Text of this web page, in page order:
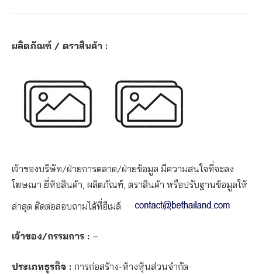
ผลิตภัณฑ์ / ตราสินค้า :
เจ้าของบริษัท/ฝ่ายการตลาด/ฝ่ายข้อมูล มีความสนใจที่จะลง
โฆษณา ยี่ห้อสินค้า, ผลิตภัณฑ์, ตราสินค้า หรือปรับฐานข้อมูลให้
ล่าสุด ติดต่อสอบถามได้ที่อีเมล์
เจ้าของ/กรรมการ : –
ประเภทธุรกิจ : การก่อสร้าง-ห้างหุ้นส่วนจำกัด